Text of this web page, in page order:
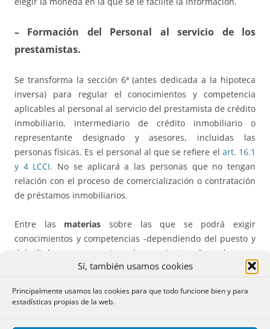
Sí, también usamos cookies
Principalmente usamos las cookies para que todo funcione bien y para
estadísticas propias de la web.
– Formación del Personal al servicio de los
prestamistas.
Se transforma la sección 6ª (antes dedicada a la hipoteca
inversa) para regular el conocimientos y competencia
aplicables al personal al servicio del prestamista de crédito
inmobiliario, intermediario de crédito inmobiliario o
representante designado y asesores, incluidas las
personas físicas. Es el personal al que se refiere el art. 16.1
y 4 LCCI. No se aplicará a las personas que no tengan
relación con el proceso de comercialización o contratación
de préstamos inmobiliarios.
Entre las materias sobre las que se podrá exigir
conocimientos y competencias -dependiendo del puesto y
del título- se encuentran los contratos de préstamos
inmobiliarios, implicaciones fiscales, riesgos asociados,
bienes inmuebles, estimación de los costes y gastos
notarías y registros de propiedad, mercado de préstamos y